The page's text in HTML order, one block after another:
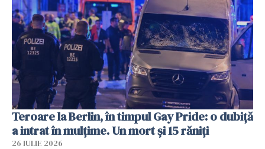
Teroare la Berlin, în timpul Gay Pride: o dubiță
a intrat în mulțime. Un mort și 15 răniți
26 IULIE 2026